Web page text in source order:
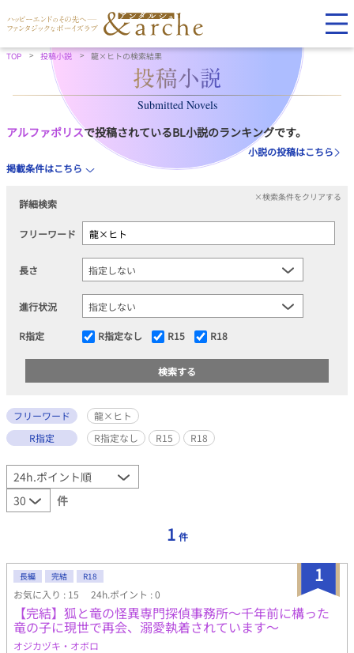
TOP 投稿小説 龍×ヒトの検索結果
Submitted Novels
アルファポリスで投稿されているBL小説のランキングです。
小説の投稿はこちら
掲載条件はこちら
詳細検索
×検索条件をクリアする
フリーワード
長さ
進行状況
R指定 R指定なし R15 R18
フリーワード
龍×ヒト
R指定
R指定なし R15 R18
件
1 件
1
長編 完結 R18
お気に入り : 15 24h.ポイント : 0
【完結】狐と竜の怪異専門探偵事務所～千年前に構った
竜の子に現世で再会、溺愛執着されています～
オジカヅキ・オボロ